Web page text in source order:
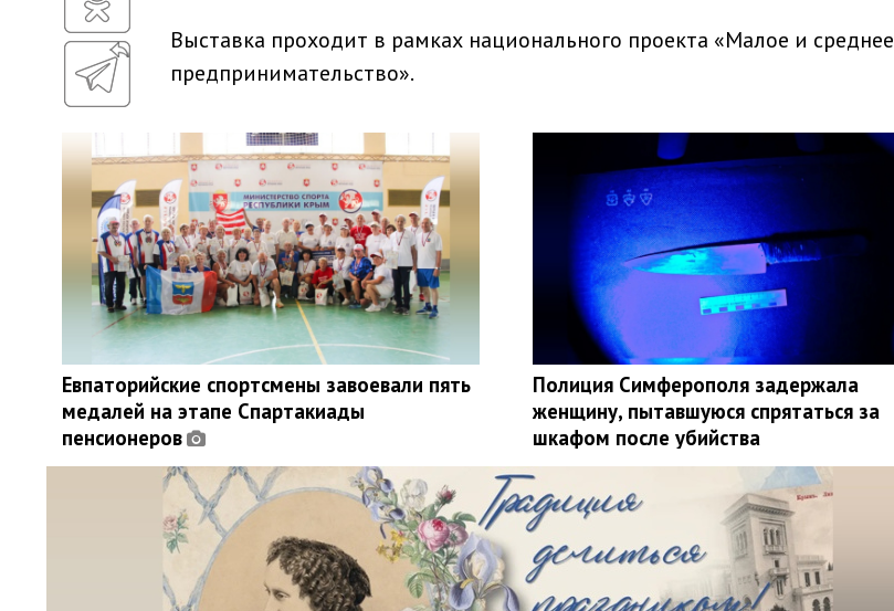
Выставка проходит в рамках национального проекта «Малое и среднее
предпринимательство».
Евпаторийские спортсмены завоевали пять
медалей на этапе Спартакиады
пенсионеров
Полиция Симферополя задержала
женщину, пытавшуюся спрятаться за
шкафом после убийства